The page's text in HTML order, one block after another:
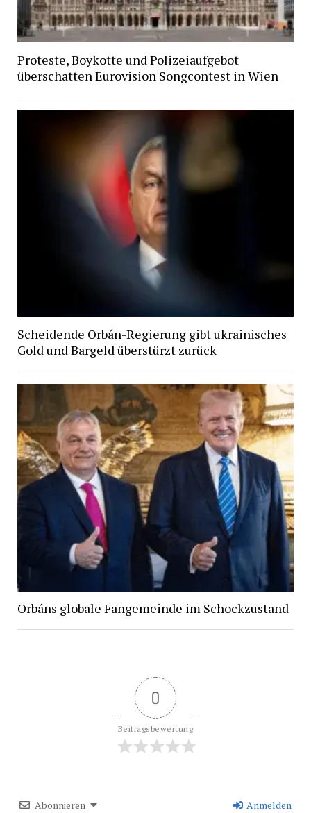
Proteste, Boykotte und Polizeiaufgebot
überschatten Eurovision Songcontest in Wien
Scheidende Orbán-Regierung gibt ukrainisches
Gold und Bargeld überstürzt zurück
Orbáns globale Fangemeinde im Schockzustand
0
Beitragsbewertung
Abonnieren Anmelden